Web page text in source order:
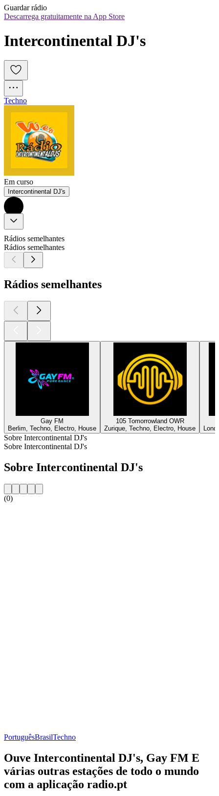
Guardar rádio
Descarrega gratuitamente na App Store
Intercontinental DJ's
Techno
Em curso
Intercontinental DJ's
Rádios semelhantes
Rádios semelhantes
Rádios semelhantes
Gay FM
Berlim, Techno, Electro, House
105 Tomorrowland OWR
Zurique, Techno, Electro, House
Sobre Intercontinental DJ's
Sobre Intercontinental DJ's
Sobre Intercontinental DJ's
(0)
PortuguêsBrasilTechno
Ouve Intercontinental DJ's, Gay FM E
várias outras estações de todo o mundo
com a aplicação radio.pt